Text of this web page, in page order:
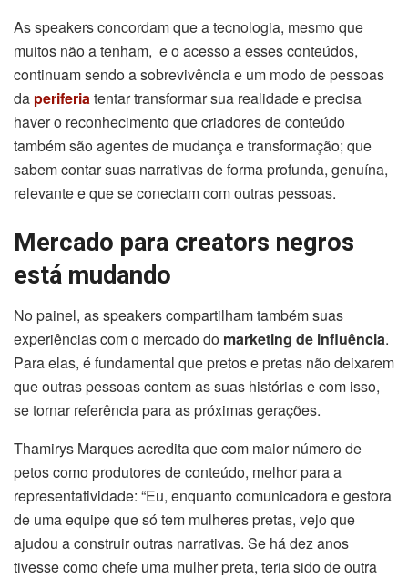
As speakers concordam que a tecnologia, mesmo que
muitos não a tenham, e o acesso a esses conteúdos,
continuam sendo a sobrevivência e um modo de pessoas
da periferiatentar transformar sua realidade e precisa
haver o reconhecimento que criadores de conteúdo
também são agentes de mudança e transformação; que
sabem contar suas narrativas de forma profunda, genuína,
relevante e que se conectam com outras pessoas.
Mercado para creators negros
está mudando
No painel, as speakers compartilham também suas
experiências com o mercado do marketing de influência.
Para elas, é fundamental que pretos e pretas não deixarem
que outras pessoas contem as suas histórias e com isso,
se tornar referência para as próximas gerações.
Thamirys Marques acredita que com maior número de
petoscomo produtores de conteúdo, melhor para a
representatividade: “Eu, enquanto comunicadora e gestora
de uma equipe que só tem mulheres pretas, vejo que
ajudou a construir outras narrativas. Se há dez anos
tivesse como chefe uma mulher preta, teria sido de outra